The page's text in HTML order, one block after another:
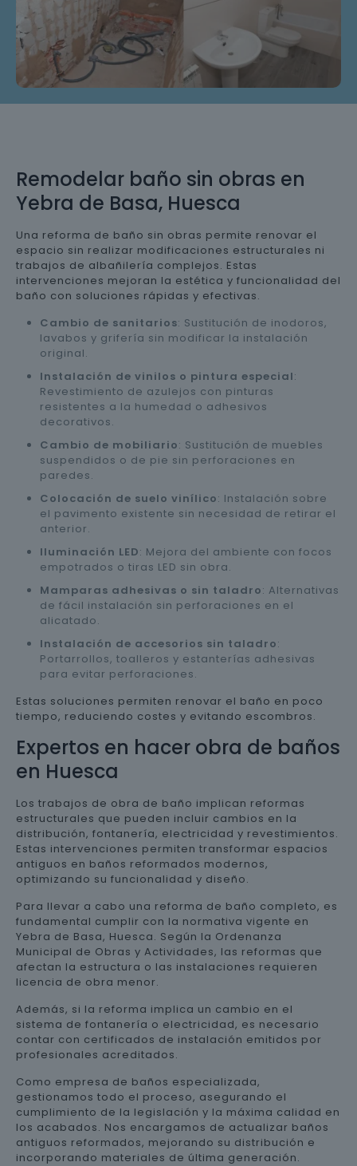
Remodelar baño sin obras en
Yebra de Basa, Huesca
Una reforma de baño sin obras permite renovar el
espacio sin realizar modificaciones estructurales ni
trabajos de albañilería complejos. Estas
intervenciones mejoran la estética y funcionalidad del
baño con soluciones rápidas y efectivas.
Cambio de sanitarios: Sustitución de inodoros,
lavabos y grifería sin modificar la instalación
original.
Instalación de vinilos o pintura especial:
Revestimiento de azulejos con pinturas
resistentes a la humedad o adhesivos
decorativos.
Cambio de mobiliario: Sustitución de muebles
suspendidos o de pie sin perforaciones en
paredes.
Colocación de suelo vinílico: Instalación sobre
el pavimento existente sin necesidad de retirar el
anterior.
Iluminación LED: Mejora del ambiente con focos
empotrados o tiras LED sin obra.
Mamparas adhesivas o sin taladro: Alternativas
de fácil instalación sin perforaciones en el
alicatado.
Instalación de accesorios sin taladro:
Portarrollos, toalleros y estanterías adhesivas
para evitar perforaciones.
Estas soluciones permiten renovar el baño en poco
tiempo, reduciendo costes y evitando escombros.
Expertos en hacer obra de baños
en Huesca
Los trabajos de obra de baño implican reformas
estructurales que pueden incluir cambios en la
distribución, fontanería, electricidad y revestimientos.
Estas intervenciones permiten transformar espacios
antiguos en baños reformados modernos,
optimizando su funcionalidad y diseño.
Para llevar a cabo una reforma de baño completo, es
fundamental cumplir con la normativa vigente en
Yebra de Basa, Huesca. Según la Ordenanza
Municipal de Obras y Actividades, las reformas que
afectan la estructura o las instalaciones requieren
licencia de obra menor.
Además, si la reforma implica un cambio en el
sistema de fontanería o electricidad, es necesario
contar con certificados de instalación emitidos por
profesionales acreditados.
Como empresa de baños especializada,
gestionamos todo el proceso, asegurando el
cumplimiento de la legislación y la máxima calidad en
los acabados. Nos encargamos de actualizar baños
antiguos reformados, mejorando su distribución e
incorporando materiales de última generación.